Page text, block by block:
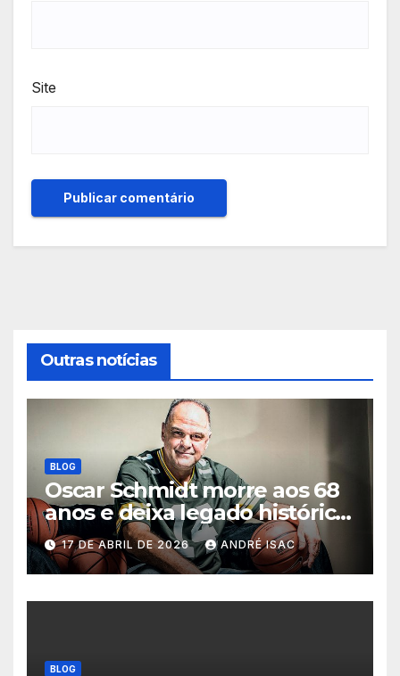
Site
Outras notícias
BLOG
Oscar Schmidt morre aos 68
anos e deixa legado histórico
no basquete mundial
17 DE ABRIL DE 2026 ANDRÉ ISAC
BLOG